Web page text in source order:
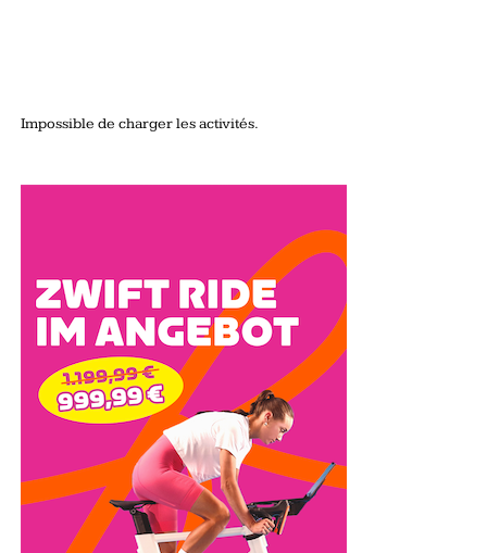
Impossible de charger les activités.